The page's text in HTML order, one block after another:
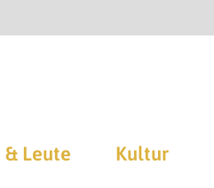
& Leute Kultur